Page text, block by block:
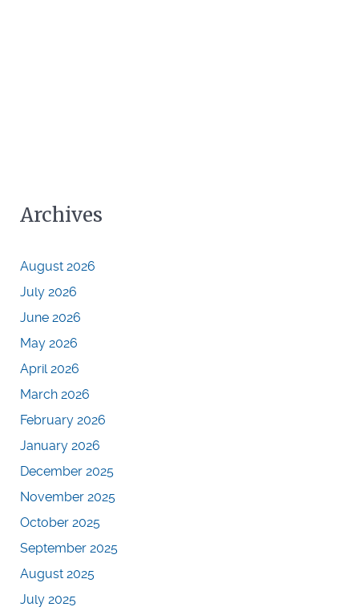
Archives
August 2026
July 2026
June 2026
May 2026
April 2026
March 2026
February 2026
January 2026
December 2025
November 2025
October 2025
September 2025
August 2025
July 2025